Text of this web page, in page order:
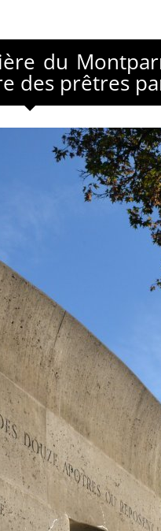
du
des prêtres